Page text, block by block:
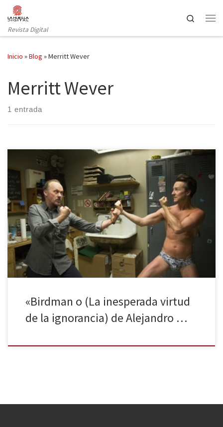
Saltar al contenido
Revista Digital
Search
Inicio »Blog »Merritt Wever
Merritt Wever
1 entrada
A la hora de escribir acerca del siguiente trabajo podemos
fácilmente contemplar diversas alternativas, todas ellas válidas. Sin
duda Birdman debe su existencia a Opening Night de John
Cassavettes, tanto en el fondo como en la forma. Al igual que
aquel clásico moderno, la cinta nos habla acerca de la profesión
[…]
«Birdman o (La inesperada virtud
de la ignorancia) de Alejandro …